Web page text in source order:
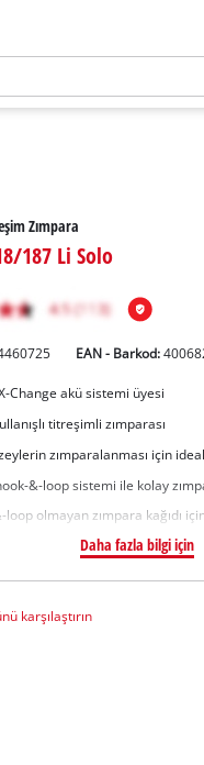
Zımpara
187 Li Solo
EAN - Barkod:
Change akü sistemi üyesi
titreşimli zımparası
zımparalanması için
&-loop sistemi ile kolay
loop olmayan zımpara kağıdı
Daha fazla bilgi için
karşılaştırın